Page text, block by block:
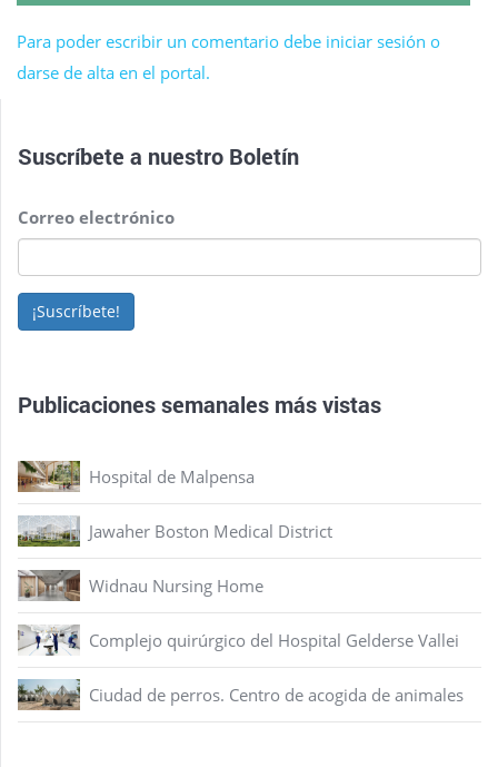
Para poder escribir un comentario debe iniciar sesión o
darse de alta en el portal.
Suscríbete a nuestro Boletín
Correo electrónico
¡Suscríbete!
Publicaciones semanales más vistas
Hospital de Malpensa
Jawaher Boston Medical District
Widnau Nursing Home
Complejo quirúrgico del Hospital Gelderse Vallei
Ciudad de perros. Centro de acogida de animales